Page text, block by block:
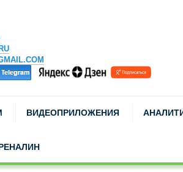
ВИДЕОПРИЛОЖЕНИЯ